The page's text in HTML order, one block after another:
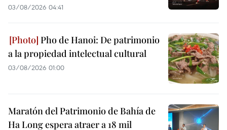
03/08/2026 04:41
Pho de Hanoi: De patrimonio
a la propiedad intelectual cultural
03/08/2026 01:00
Maratón del Patrimonio de Bahía de
Ha Long espera atraer a 18 mil